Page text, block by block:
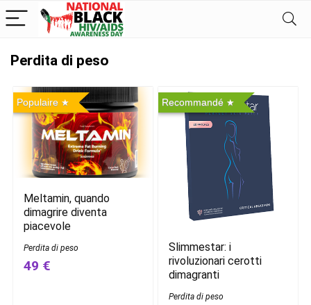
Perdita di peso
Populaire
Meltamin, quando
dimagrire diventa
piacevole
Perdita di peso
49 €
Recommandé
Slimmestar: i
rivoluzionari cerotti
dimagranti
Perdita di peso